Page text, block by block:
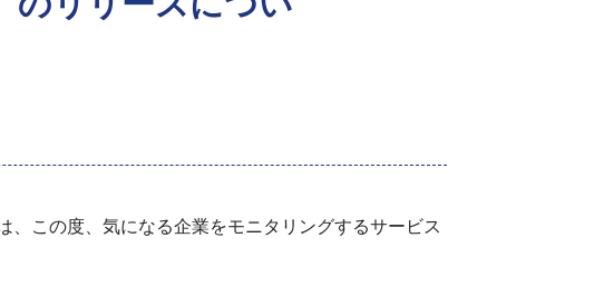
この度、気になる企業をモニタリングするサービス